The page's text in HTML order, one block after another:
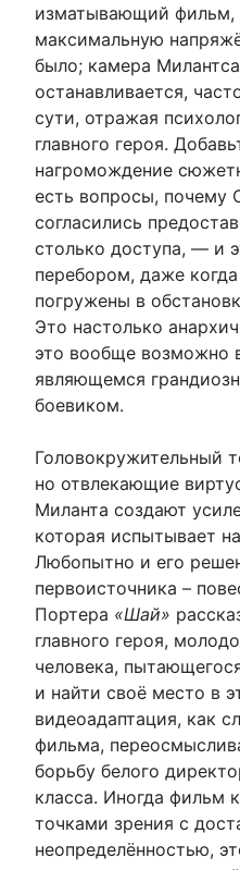
изматывающий фильм,
максимальную
было; камера
останавливается,
сути, отражая
главного героя.
нагромождение
есть вопросы, почему
согласились
столько доступа, — и
перебором, даже
погружены в
Это настолько
это вообще возможно
являющемся
боевиком.
Головокружительный
но отвлекающие
Миланта создают
которая испытывает
Любопытно и его
первоисточника –
Портера «Шай»
главного героя,
человека,
и найти своё место в
видеоадаптация, как
фильма,
борьбу белого
класса. Иногда фильм
точками зрения с
неопределённостью,